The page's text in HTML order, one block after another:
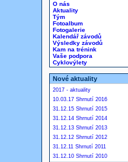
O nás
Aktuality
Tým
Fotoalbum
Fotogalerie
Kalendář závodů
Výsledky závodů
Kam na trénink
Vaše podpora
Cyklovýlety
Nové aktuality
2017 - aktuality
10.03.17 Shrnutí 2016
31.12.15 Shrnutí 2015
31.12.14 Shrnutí 2014
31.12.13 Shrnutí 2013
31.12.12 Shrnutí 2012
31.12.11 Shrnutí 2011
31.12.10 Shrnutí 2010